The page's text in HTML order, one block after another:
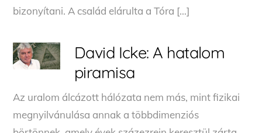
bizonyítani. A család elárulta a Tóra […]
David Icke: A hatalom
piramisa
Az uralom álcázott hálózata nem más, mint fizikai
megnyilvánulása annak a többdimenziós